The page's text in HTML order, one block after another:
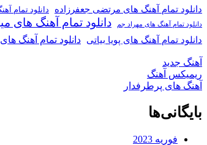
دانلود تمام آهنگ های مرتضی جعفرزاده دانلود تمام
دانلود تمام آهنگ های مهراد جم دانلود تمام آهنگ های
دانلود تمام آهنگ های پویا بیاتی دانلود تمام آهنگ
آهنگ جدید
ریمیکس آهنگ
آهنگ های پرطرفدار
بایگانی‌ها
فوریه 2023